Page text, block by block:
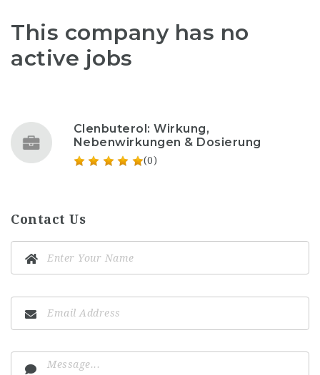
This company has no
active jobs
Clenbuterol: Wirkung,
Nebenwirkungen & Dosierung
(0)
Contact Us